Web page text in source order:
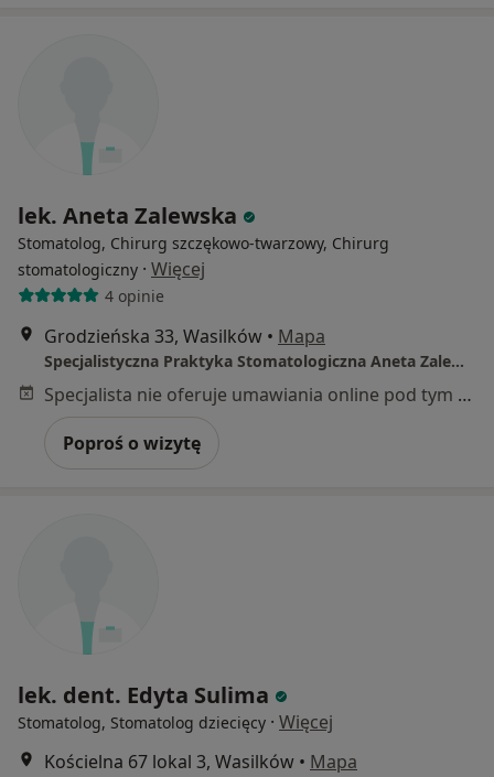
lek. Aneta Zalewska
Stomatolog, Chirurg szczękowo-twarzowy, Chirurg
stomatologiczny · Więcej
4 opinie
Grodzieńska 33, Wasilków • Mapa
Specjalistyczna Praktyka Stomatologiczna Aneta Zalewska
Specjalista nie oferuje umawiania online pod tym adresem.
Poproś o wizytę
lek. dent. Edyta Sulima
Stomatolog, Stomatolog dziecięcy · Więcej
Kościelna 67 lokal 3, Wasilków • Mapa